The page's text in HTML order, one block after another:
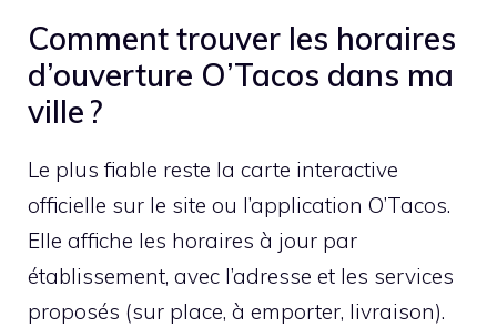
Comment trouver les horaires
d’ouverture O’Tacos dans ma
ville ?
Le plus fiable reste la carte interactive
officielle sur le site ou l’application O’Tacos.
Elle affiche les horaires à jour par
établissement, avec l’adresse et les services
proposés (sur place, à emporter, livraison).